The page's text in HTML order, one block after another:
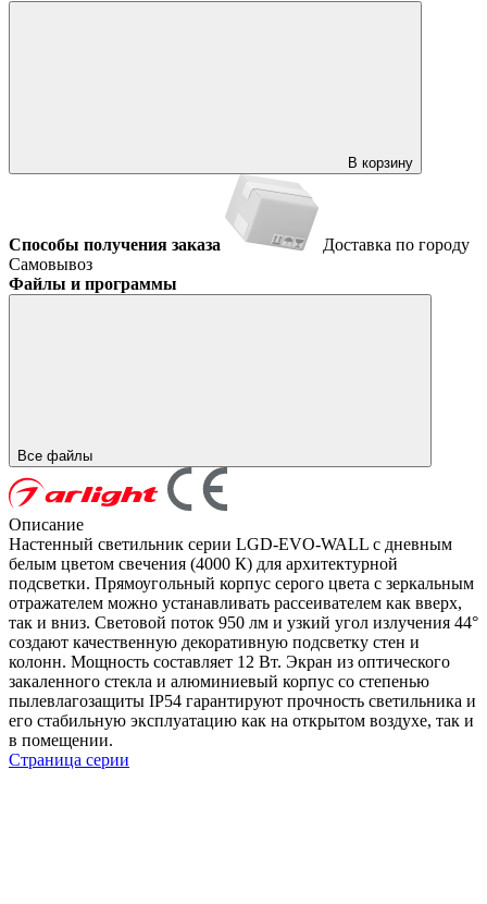
В корзину
Способы получения заказа
Доставка по городу
Самовывоз
Файлы и программы
Все файлы
Описание
Настенный светильник серии LGD-EVO-WALL с дневным
белым цветом свечения (4000 К) для архитектурной
подсветки. Прямоугольный корпус серого цвета с зеркальным
отражателем можно устанавливать рассеивателем как вверх,
так и вниз. Световой поток 950 лм и узкий угол излучения 44°
создают качественную декоративную подсветку стен и
колонн. Мощность составляет 12 Вт. Экран из оптического
закаленного стекла и алюминиевый корпус со степенью
пылевлагозащиты IP54 гарантируют прочность светильника и
его стабильную эксплуатацию как на открытом воздухе, так и
в помещении.
Страница серии